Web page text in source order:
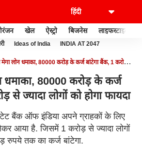
खेल ऐस्ट्रो बिजनेस लाइफस्टाइल
Ideas of India INDIA AT 2047
लोन धमाका, 80000 करोड़ के कर्ज बांटेगा बैंक, 1 करोड़ से
धमाका, 80000 करोड़ के कर्ज
से ज्यादा लोगों को होगा फायदा
बैंक ऑफ इंडिया अपने ग्राहकों के लिए
आया है. जिसमें 1 करोड़ से ज्यादा लोगों
रुपये तक का कर्ज बांटेगा.